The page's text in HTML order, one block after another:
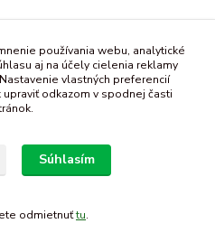
používania webu, analytické
aj na účely cielenia reklamy
vlastných preferencií
odkazom v spodnej časti
Súhlasím
odmietnuťtu.